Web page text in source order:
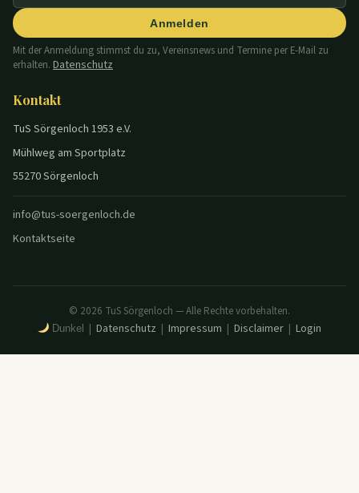
Anmelden
Mit der Anmeldung stimmst du zu, Vereinsnews und Termine per E-Mail zu
erhalten. Datenschutz
Kontakt
TuS Sörgenloch 1953 e.V.
Mühlweg am Sportplatz
55270 Sörgenloch
info@tus-soergenloch.de
Kontaktseite
© 2026 TuS Sörgenloch — Alle Rechte vorbehalten.
Dunkel |Datenschutz |Impressum |Disclaimer |Login